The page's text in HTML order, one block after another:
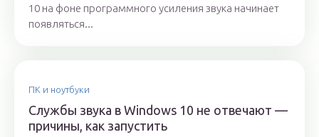
10 на фоне программного усиления звука начинает
появляться...
ПК и ноутбуки
Службы звука в Windows 10 не отвечают —
причины, как запустить